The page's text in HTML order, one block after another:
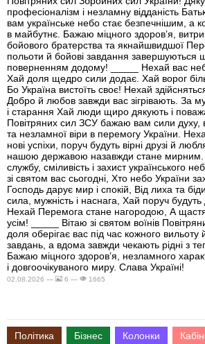
професіоналізм і незламну відданість
вам українське небо стає безпечнішим, а
в майбутнє. Бажаю міцного здоров’я,
бойового братерства та якнайшвидшої
польоти й бойові завдання завершуються
поверненням додому! _____ Нехай вас
Хай доля щедро сили додає. Хай ворог
Бо Україна вистоїть своє! Нехай
Добро й любов завжди вас зігрівають. За
і старання Хай люди щиро дякують і
Повітряних сил ЗСУ бажаю вам сили духу,
та незламної віри в перемогу України.
нові успіхи, поруч будуть вірні друзі й
нашою державою назавжди стане мирним.
службу, сміливість і захист українського
зі святом вас сьогодні, Хто небо України
Господь дарує мир і спокій, Від лиха та
сила, мужність і наснага, Хай поруч будуть
Нехай Перемога стане нагородою, А
усім! _____ Вітаю зі святом воїнів
доля оберігає вас під час кожного
завдань, а вдома завжди чекають рідні з
Бажаю міцного здоров’я, незламного
і довгоочікуваного миру. Слава Україні!
02.08.2026 — 6 — 1665
Політика Бізнес Колонки